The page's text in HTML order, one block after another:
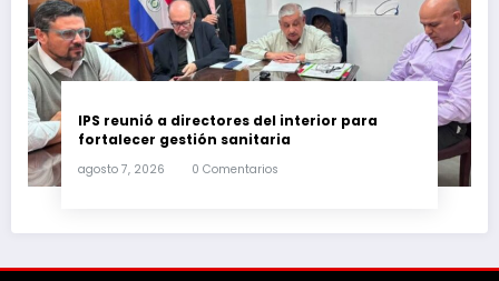
IPS reunió a directores del interior para
fortalecer gestión sanitaria
agosto 7, 2026 0 Comentarios